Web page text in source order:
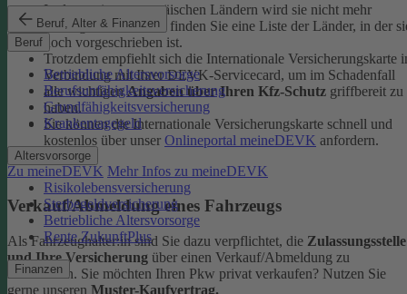
Beruf, Alter & Finanzen
Beruf
Betriebliche Altersvorsorge
Berufsunfähigkeitsversicherung
Grundfähigkeitsversicherung
Krankentagegeld
Altersvorsorge
Risikolebensversicherung
Sterbegeldversicherung
Betriebliche Altersvorsorge
Rente ZukunftPlus
Finanzen
In den meisten europäischen Ländern wird sie nicht mehr
verlangt. In denFAQ
finden Sie eine Liste der Länder, in der
noch vorgeschrieben ist.
Trotzdem empfiehlt sich die Internationale Versicherungskarte
Verbindung mit Ihrer DEVK-Servicecard, um im Schadenfall
alle wichtigenAngaben über Ihren Kfz-Schutz griffbereit zu
haben.
Sie können die Internationale Versicherungskarte schnell und
kostenlos über unser Onlineportal meineDEVK anfordern.
Zu meineDEVK Mehr Infos zu meineDEVK
Verkauf/Abmeldung eines Fahrzeugs
Als Fahrzeughalter:in sind Sie dazu verpflichtet, die Zulassungsstelle
und Ihre Versicherung über einen Verkauf/Abmeldung zu
informieren. Sie möchten Ihren Pkw privat verkaufen? Nutzen Sie
gerne unseren Muster-Kaufvertrag.